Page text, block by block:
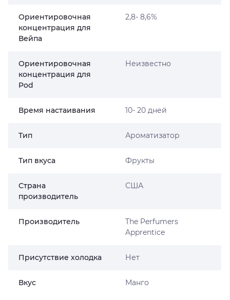
Ориентировочная
концентрация для
Вейпа
2,8- 8,6%
Ориентировочная
концентрация для
Pod
Неизвестно
Время настаивания 10- 20 дней
Тип Ароматизатор
Тип вкуса Фрукты
Страна
производитель
США
Производитель
The Perfumers
Apprentice
Присутствие холодка Нет
Вкус Манго